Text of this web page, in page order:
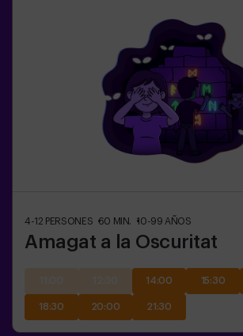
4-12 PERSONES 60 MIN. 10-99 AÑOS
Amagat a la Oscuritat
14:00 15:30
18:30 20:00 21:30